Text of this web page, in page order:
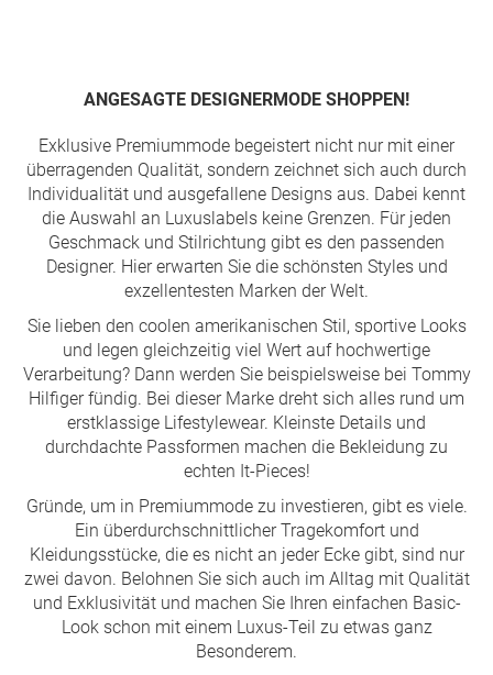
ANGESAGTE DESIGNERMODE SHOPPEN!
Exklusive Premiummode begeistert nicht nur mit einer
überragenden Qualität, sondern zeichnet sich auch durch
Individualität und ausgefallene Designs aus. Dabei kennt
die Auswahl an Luxuslabels keine Grenzen. Für jeden
Geschmack und Stilrichtung gibt es den passenden
Designer. Hier erwarten Sie die schönsten Styles und
exzellentesten Marken der Welt.
Sie lieben den coolen amerikanischen Stil, sportive Looks
und legen gleichzeitig viel Wert auf hochwertige
Verarbeitung? Dann werden Sie beispielsweise bei Tommy
Hilfiger fündig. Bei dieser Marke dreht sich alles rund um
erstklassige Lifestylewear. Kleinste Details und
durchdachte Passformen machen die Bekleidung zu
echten It-Pieces!
Gründe, um in Premiummode zu investieren, gibt es viele.
Ein überdurchschnittlicher Tragekomfort und
Kleidungsstücke, die es nicht an jeder Ecke gibt, sind nur
zwei davon. Belohnen Sie sich auch im Alltag mit Qualität
und Exklusivität und machen Sie Ihren einfachen Basic-
Look schon mit einem Luxus-Teil zu etwas ganz
Besonderem.